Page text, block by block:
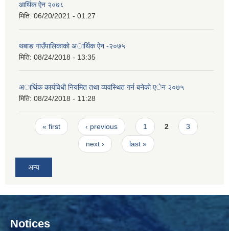
आर्थिक ऐन २०७८
मिति: 06/20/2021 - 01:27
थबाङ गाउँपालिकाकाे अार्थिक ऐन -२०७५
मिति: 08/24/2018 - 13:35
अार्थिक कार्यविधी नियमित तथा व्यवस्थित गर्न बनेकाे एेन २०७५
मिति: 08/24/2018 - 11:28
Pages
« first ‹ previous 1 2 3
next › last »
अन्य
Notices